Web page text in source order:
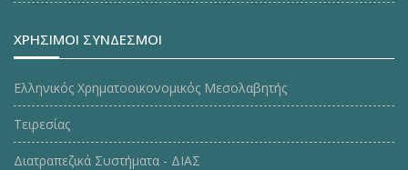
ΧΡΗΣΙΜΟΙ ΣΥΝΔΕΣΜΟΙ
Ελληνικός Χρηματοοικονομικός Μεσολαβητής
Τειρεσίας
Διατραπεζικά Συστήματα - ΔΙΑΣ